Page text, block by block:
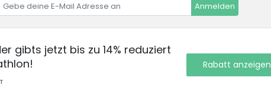
Anmelden
gibts jetzt bis zu 14% reduziert
Rabatt anzeigen